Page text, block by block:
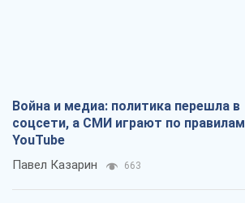
Война и медиа: политика перешла в
соцсети, а СМИ играют по правилам
YouTube
Павел Казарин 663